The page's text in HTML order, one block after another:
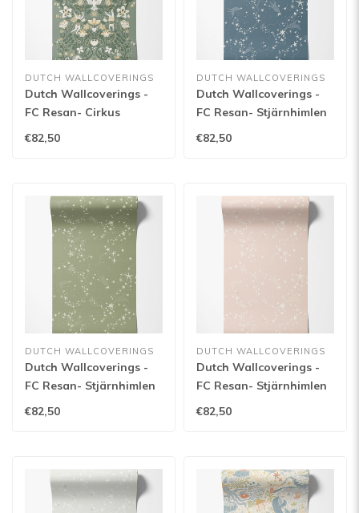
DUTCH WALLCOVERINGS
Dutch Wallcoverings -
FC Resan- Cirkus
Greengrey - 29027
€82,50
DUTCH WALLCOVERINGS
Dutch Wallcoverings -
FC Resan- Stjärnhimlen
Dark blue - 29024
€82,50
DUTCH WALLCOVERINGS
Dutch Wallcoverings -
FC Resan- Stjärnhimlen
Green - 29022
€82,50
DUTCH WALLCOVERINGS
Dutch Wallcoverings -
FC Resan- Stjärnhimlen
Pink - 29020
€82,50